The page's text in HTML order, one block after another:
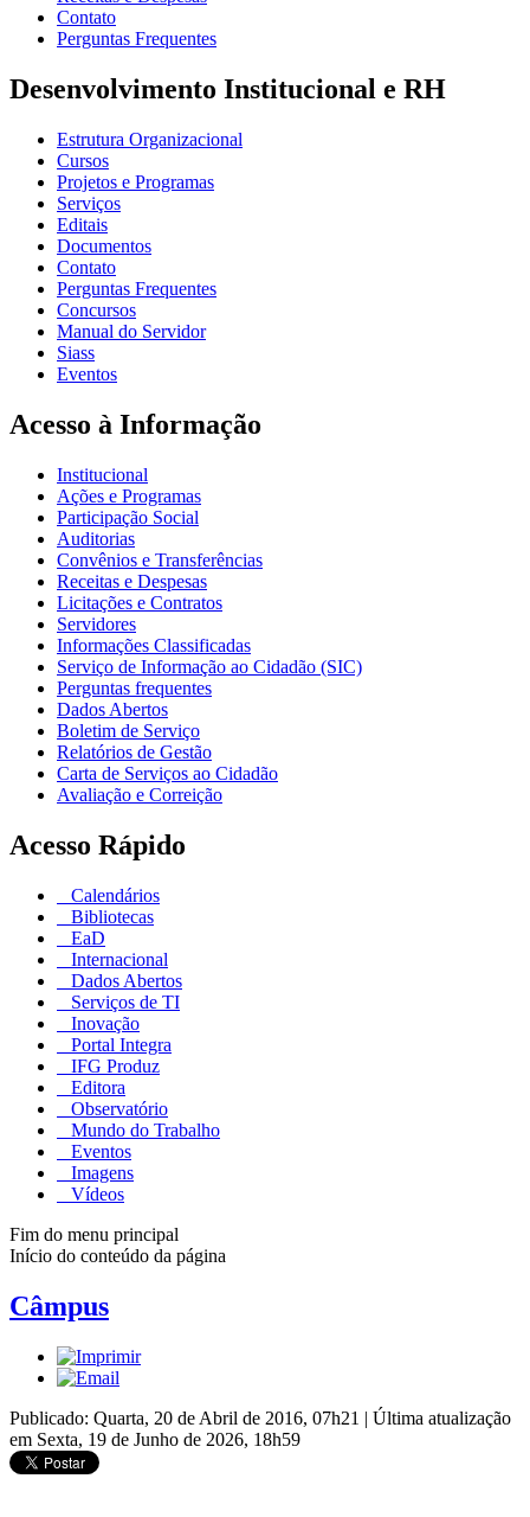
Contato
Perguntas Frequentes
Desenvolvimento Institucional e RH
Estrutura Organizacional
Cursos
Projetos e Programas
Serviços
Editais
Documentos
Contato
Perguntas Frequentes
Concursos
Manual do Servidor
Siass
Eventos
Acesso à Informação
Institucional
Ações e Programas
Participação Social
Auditorias
Convênios e Transferências
Receitas e Despesas
Licitações e Contratos
Servidores
Informações Classificadas
Serviço de Informação ao Cidadão (SIC)
Perguntas frequentes
Dados Abertos
Boletim de Serviço
Relatórios de Gestão
Carta de Serviços ao Cidadão
Avaliação e Correição
Acesso Rápido
Calendários
Bibliotecas
EaD
Internacional
Dados Abertos
Serviços de TI
Inovação
Portal Integra
IFG Produz
Editora
Observatório
Mundo do Trabalho
Eventos
Imagens
Vídeos
Fim do menu principal
Início do conteúdo da página
Câmpus
Publicado: Quarta, 20 de Abril de 2016, 07h21 | Última atualização
em Sexta, 19 de Junho de 2026, 18h59